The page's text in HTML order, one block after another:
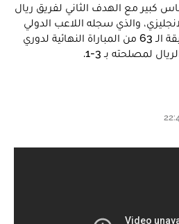
كبير مع الهدف الثاني لفريق ريال
والذي سجله اللاعب الدولي
الويلزي غاريث بيل في الدقيقة الـ 63 من المباراة النهائية لدوري
لمصلحته بـ 3-1.